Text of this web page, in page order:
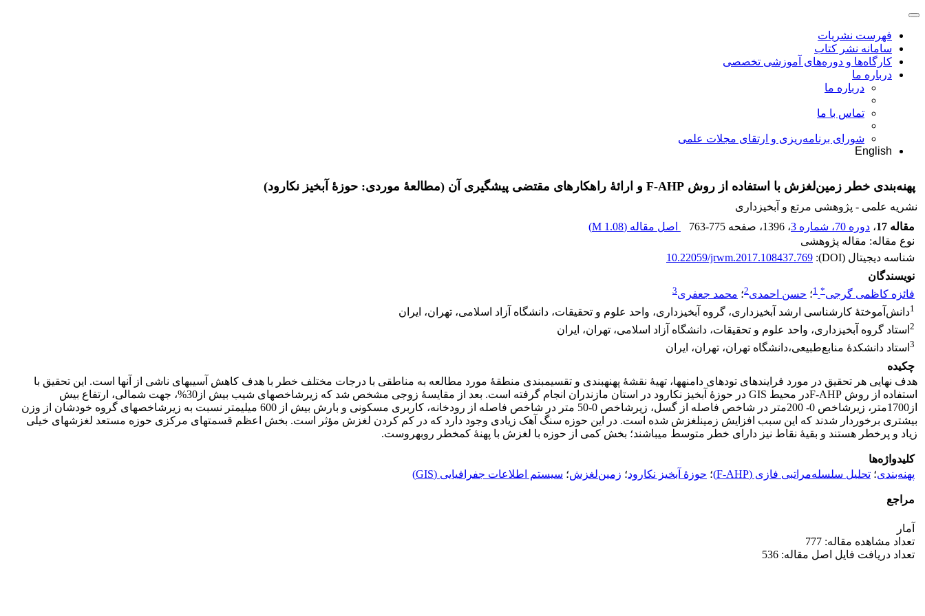
فهرست نشریات
سامانه نشر کتاب
کارگاه‌ها و دوره‌های آموزشی تخصصی
درباره ما
درباره ما
تماس با ما
شورای برنامه‌ریزی و ارتقای مجلات علمی
English
پهنه‌بندی خطر زمین‌لغزش با استفاده از روش F-AHP و ارائۀ راهکارهای مقتضی پیشگیری آن (مطالعۀ موردی: حوزۀ آبخیز نکارود)
نشریه علمی - پژوهشی مرتع و آبخیزداری
مقاله 17
، دوره 70، شماره 3 ، 1396 ، صفحه 763-775 اصل مقاله (1.08 M
)
نوع مقاله: مقاله پژوهشی
شناسه دیجیتال (DOI):
10.22059/jrwm.2017.108437.769
نویسندگان
فائزه کاظمی گرجی*
1؛ حسن احمدی2؛ محمد جعفری3
1دانش‌آموختۀ کارشناسی ارشد آبخیزداری، گروه آبخیزداری، واحد علوم و تحقیقات، دانشگاه آزاد اسلامی، تهران، ایران
2 استاد گروه آبخیزداری، واحد علوم و تحقیقات، دانشگاه آزاد اسلامی، تهران، ایران
3 استاد دانشکدۀ منابع‌طبیعی،دانشگاه تهران، تهران، ایران
چکیده
هدف نهایی هر تحقیق در مورد فرایندهای توده­ای دامنه­ها، تهیۀ نقشۀ پهنه­بندی و تقسیم­بندی منطقۀ مورد مطالعه به مناطقی با درجات مختلف خطر با هدف کاهش آسیب­های ناشی از آنها است. این تحقیق با
استفاده از روش F-AHPدر محیط GIS در حوزۀ آبخیز نکارود در استان مازندران انجام گرفته است. بعد از مقایسۀ زوجی مشخص شد که زیرشاخص­های شیب بیش از30%، جهت شمالی، ارتفاع بیش
از1700متر، زیرشاخص 0- 200متر در شاخص فاصله از گسل، زیرشاخص 0-50 متر در شاخص فاصله از رودخانه، کاربری مسکونی و بارش بیش از 600 میلی­متر نسبت به زیرشاخص­های گروه خودشان از وزن
بیشتری برخوردار شدند که این سبب افزایش زمین­لغزش شده است. در این حوزه سنگ آهک زیادی وجود دارد که در کم کردن لغزش مؤثر است. بخش اعظم قسمت­های مرکزی حوزه مستعد لغزش­های خیلی
زیاد و پرخطر هستند و بقیۀ نقاط نیز دارای خطر متوسط می­باشند؛ بخش کمی از حوزه با لغزش با پهنۀ کم­خطر رو­به­روست.
کلیدواژه‌ها
پهنه‌بندی؛ تحلیل سلسله‌مراتبی فازی (F-AHP) ؛ حوزۀ آبخیز نکارود؛ زمین‌لغزش؛ سیستم اطلاعات جفرافیایی (GIS)
مراجع
آمار
تعداد مشاهده مقاله: 777
تعداد دریافت فایل اصل مقاله: 536